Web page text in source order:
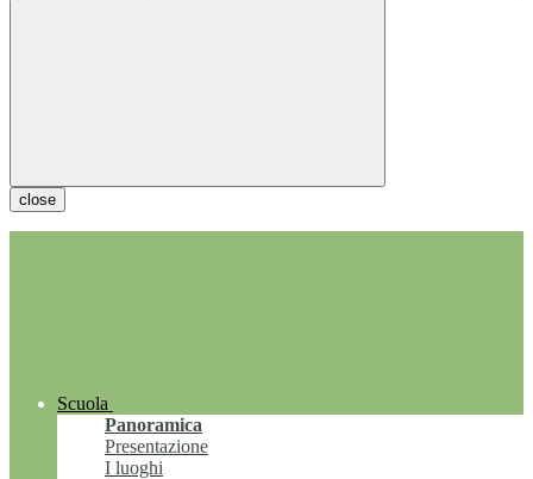
close
Scuola
Panoramica
Presentazione
I luoghi